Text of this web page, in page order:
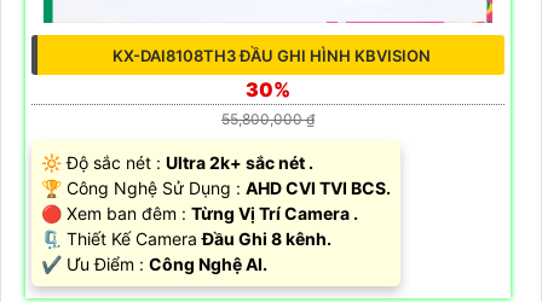
KX-DAI8108TH3 ĐẦU GHI HÌNH KBVISION
30%
55,800,000 ₫
🔆 Độ sắc nét : Ultra 2k+ sắc nét .
🏆 Công Nghệ Sử Dụng : AHD CVI TVI BCS.
🔴 Xem ban đêm : Từng Vị Trí Camera .
🗜️ Thiết Kế CameraĐầu Ghi 8 kênh.
️✔️ Ưu Điểm : Công Nghệ AI.